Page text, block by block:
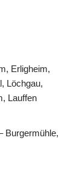
Erligheim,
Löchgau,
Lauffen
Burgermühle,